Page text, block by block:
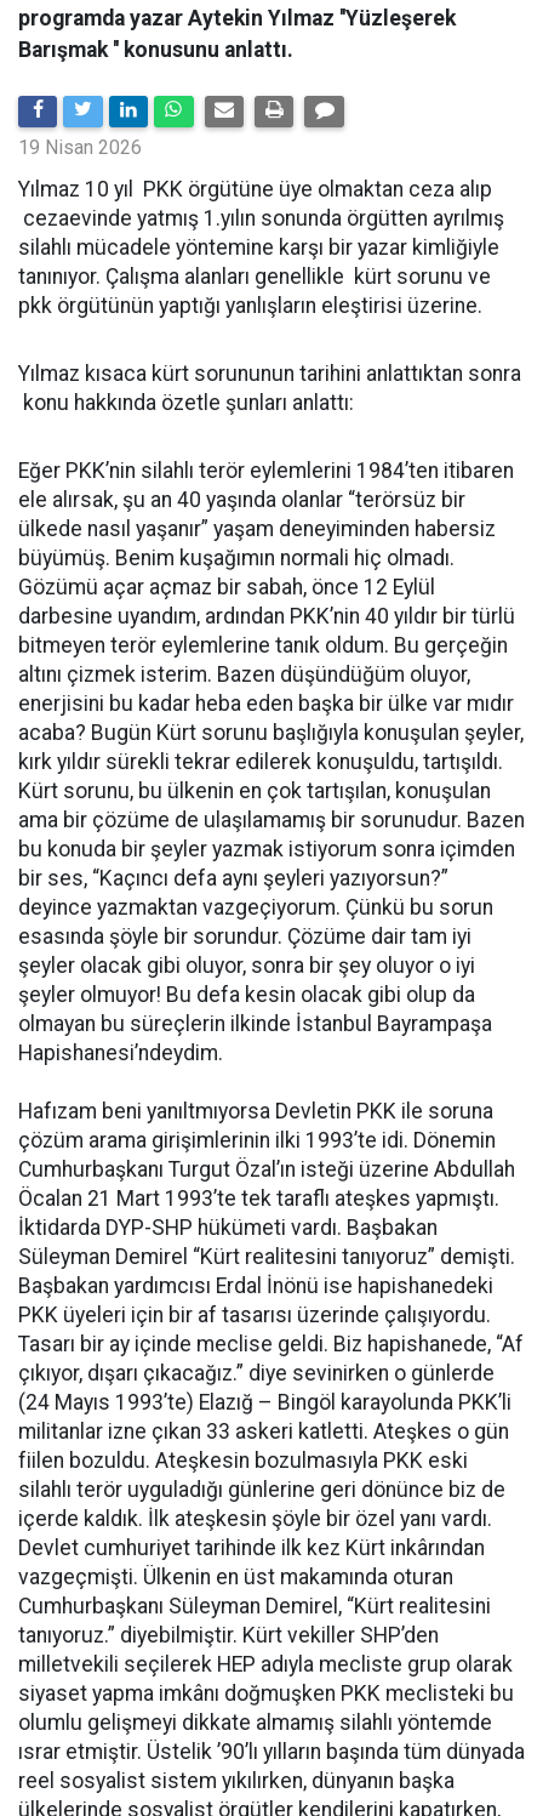
programda yazar Aytekin Yılmaz ''Yüzleşerek
Barışmak '' konusunu anlattı.
19 Nisan 2026
Yılmaz 10 yıl PKK örgütüne üye olmaktan ceza alıp
cezaevinde yatmış 1.yılın sonunda örgütten ayrılmış
silahlı mücadele yöntemine karşı bir yazar kimliğiyle
tanınıyor. Çalışma alanları genellikle kürt sorunu ve
pkk örgütünün yaptığı yanlışların eleştirisi üzerine.
Yılmaz kısaca kürt sorununun tarihini anlattıktan sonra
konu hakkında özetle şunları anlattı:
Eğer PKK’nin silahlı terör eylemlerini 1984’ten itibaren
ele alırsak, şu an 40 yaşında olanlar “terörsüz bir
ülkede nasıl yaşanır” yaşam deneyiminden habersiz
büyümüş. Benim kuşağımın normali hiç olmadı.
Gözümü açar açmaz bir sabah, önce 12 Eylül
darbesine uyandım, ardından PKK’nin 40 yıldır bir türlü
bitmeyen terör eylemlerine tanık oldum. Bu gerçeğin
altını çizmek isterim. Bazen düşündüğüm oluyor,
enerjisini bu kadar heba eden başka bir ülke var mıdır
acaba? Bugün Kürt sorunu başlığıyla konuşulan şeyler,
kırk yıldır sürekli tekrar edilerek konuşuldu, tartışıldı.
Kürt sorunu, bu ülkenin en çok tartışılan, konuşulan
ama bir çözüme de ulaşılamamış bir sorunudur. Bazen
bu konuda bir şeyler yazmak istiyorum sonra içimden
bir ses, “Kaçıncı defa aynı şeyleri yazıyorsun?”
deyince yazmaktan vazgeçiyorum. Çünkü bu sorun
esasında şöyle bir sorundur. Çözüme dair tam iyi
şeyler olacak gibi oluyor, sonra bir şey oluyor o iyi
şeyler olmuyor! Bu defa kesin olacak gibi olup da
olmayan bu süreçlerin ilkinde İstanbul Bayrampaşa
Hapishanesi’ndeydim.
Hafızam beni yanıltmıyorsa Devletin PKK ile soruna
çözüm arama girişimlerinin ilki 1993’te idi. Dönemin
Cumhurbaşkanı Turgut Özal’ın isteği üzerine Abdullah
Öcalan 21 Mart 1993’te tek taraflı ateşkes yapmıştı.
İktidarda DYP-SHP hükümeti vardı. Başbakan
Süleyman Demirel “Kürt realitesini tanıyoruz” demişti.
Başbakan yardımcısı Erdal İnönü ise hapishanedeki
PKK üyeleri için bir af tasarısı üzerinde çalışıyordu.
Tasarı bir ay içinde meclise geldi. Biz hapishanede, “Af
çıkıyor, dışarı çıkacağız.” diye sevinirken o günlerde
(24 Mayıs 1993’te) Elazığ – Bingöl karayolunda PKK’li
militanlar izne çıkan 33 askeri katletti. Ateşkes o gün
fiilen bozuldu. Ateşkesin bozulmasıyla PKK eski
silahlı terör uyguladığı günlerine geri dönünce biz de
içerde kaldık. İlk ateşkesin şöyle bir özel yanı vardı.
Devlet cumhuriyet tarihinde ilk kez Kürt inkârından
vazgeçmişti. Ülkenin en üst makamında oturan
Cumhurbaşkanı Süleyman Demirel, “Kürt realitesini
tanıyoruz.” diyebilmiştir. Kürt vekiller SHP’den
milletvekili seçilerek HEP adıyla mecliste grup olarak
siyaset yapma imkânı doğmuşken PKK meclisteki bu
olumlu gelişmeyi dikkate almamış silahlı yöntemde
ısrar etmiştir. Üstelik ’90’lı yılların başında tüm dünyada
reel sosyalist sistem yıkılırken, dünyanın başka
ülkelerinde sosyalist örgütler kendilerini kapatırken,